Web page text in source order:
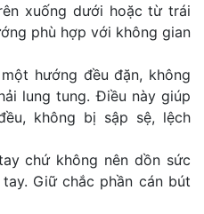
xuống dưới hoặc từ trái
phù hợp với không gian
hướng đều đặn, không
lung tung. Điều này giúp
không bị sập sệ, lệch
chứ không nên dồn sức
Giữ chắc phần cán bút